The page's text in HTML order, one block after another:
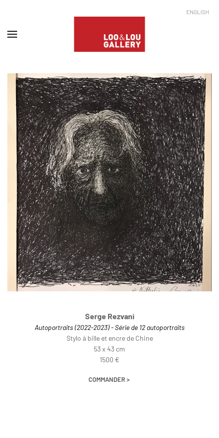
ENGLISH
Serge Rezvani
Autoportraits (2022-2023) - Série de 12 autoportraits
Stylo à bille et encre de Chine
53 x 43 cm
1500 €
COMMANDER >